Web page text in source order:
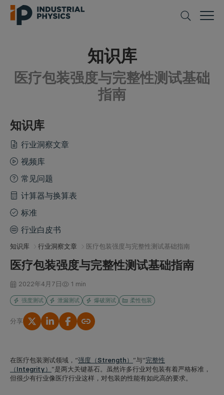
知识库
医疗包装强度与完整性测试基础
指南
知识库
行业洞察文章
视频库
常见问题
计算器与换算表
标准
行业白皮书
知识库 行业洞察文章 医疗包装强度与完整性测试基础指南
医疗包装强度与完整性测试基础指南
2022年4月7日 1 min
强度测试 泄漏测试 爆破测试 柔性包装
分享 复制链接
在医疗包装测试领域，“强度（Strength） ”与“完整性
（Integrity） ”是两大关键基石。虽然许多行业对包装有着严格标准，
但很少有行业像医疗行业这样，对包装的性能有如此高的要求。